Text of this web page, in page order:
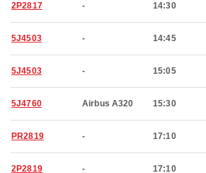
2P2817 - 14:30
5J4503 - 14:45
5J4503 - 15:05
5J4760 Airbus A320 15:30
PR2819 - 17:10
2P2819 - 17:10